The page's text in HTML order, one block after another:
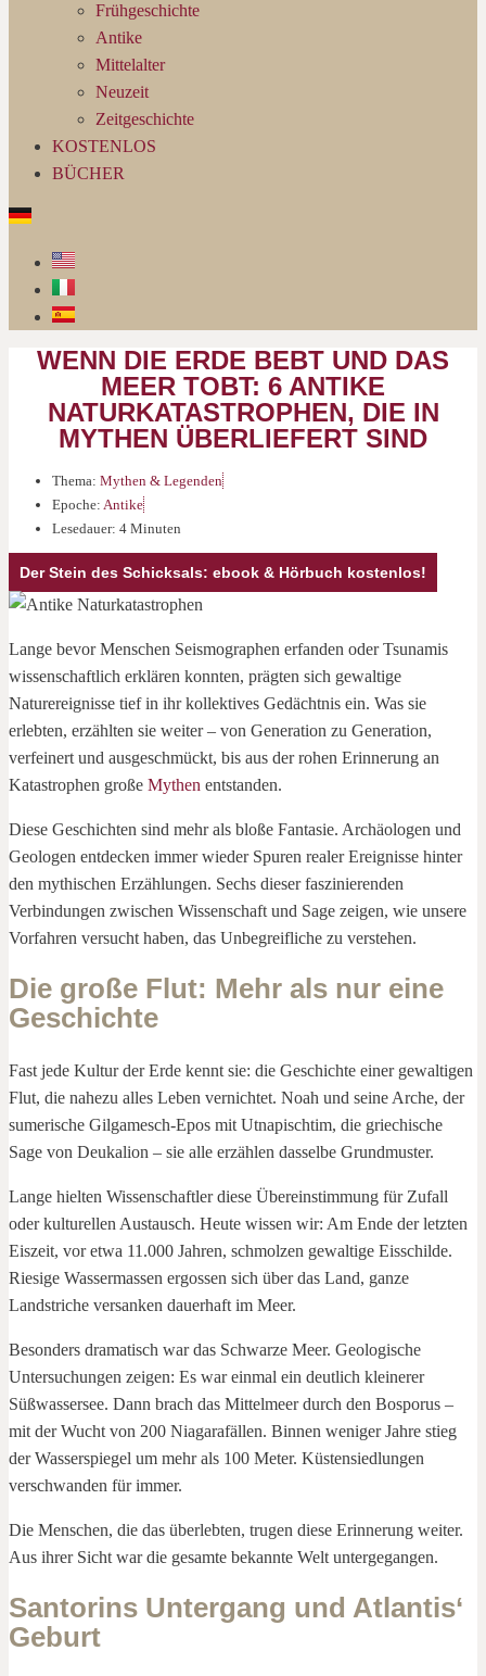
Frühgeschichte
Antike
Mittelalter
Neuzeit
Zeitgeschichte
KOSTENLOS
BÜCHER
WENN DIE ERDE BEBT UND DAS
MEER TOBT: 6 ANTIKE
NATURKATASTROPHEN, DIE IN
MYTHEN ÜBERLIEFERT SIND
Thema: Mythen & Legenden
Epoche: Antike
Lesedauer: 4 Minuten
Der Stein des Schicksals: ebook & Hörbuch kostenlos!
Lange bevor Menschen Seismographen erfanden oder Tsunamis
wissenschaftlich erklären konnten, prägten sich gewaltige
Naturereignisse tief in ihr kollektives Gedächtnis ein. Was sie
erlebten, erzählten sie weiter – von Generation zu Generation,
verfeinert und ausgeschmückt, bis aus der rohen Erinnerung an
Katastrophen große Mythen entstanden.
Diese Geschichten sind mehr als bloße Fantasie. Archäologen und
Geologen entdecken immer wieder Spuren realer Ereignisse hinter
den mythischen Erzählungen. Sechs dieser faszinierenden
Verbindungen zwischen Wissenschaft und Sage zeigen, wie unsere
Vorfahren versucht haben, das Unbegreifliche zu verstehen.
Die große Flut: Mehr als nur eine
Geschichte
Fast jede Kultur der Erde kennt sie: die Geschichte einer gewaltigen
Flut, die nahezu alles Leben vernichtet. Noah und seine Arche, der
sumerische Gilgamesch-Epos mit Utnapischtim, die griechische
Sage von Deukalion – sie alle erzählen dasselbe Grundmuster.
Lange hielten Wissenschaftler diese Übereinstimmung für Zufall
oder kulturellen Austausch. Heute wissen wir: Am Ende der letzten
Eiszeit, vor etwa 11.000 Jahren, schmolzen gewaltige Eisschilde.
Riesige Wassermassen ergossen sich über das Land, ganze
Landstriche versanken dauerhaft im Meer.
Besonders dramatisch war das Schwarze Meer. Geologische
Untersuchungen zeigen: Es war einmal ein deutlich kleinerer
Süßwassersee. Dann brach das Mittelmeer durch den Bosporus –
mit der Wucht von 200 Niagarafällen. Binnen weniger Jahre stieg
der Wasserspiegel um mehr als 100 Meter. Küstensiedlungen
verschwanden für immer.
Die Menschen, die das überlebten, trugen diese Erinnerung weiter.
Aus ihrer Sicht war die gesamte bekannte Welt untergegangen.
Santorins Untergang und Atlantis‘
Geburt